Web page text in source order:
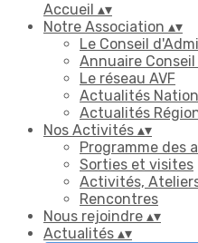
Accueil ▴▾
Notre Association ▴▾
Le Conseil
Annuaire
Le réseau AVF
Actualités
Actualités
Nos Activités ▴▾
Programme des
Sorties et visites
Activités,
Rencontres
Nous rejoindre ▴▾
Actualités ▴▾